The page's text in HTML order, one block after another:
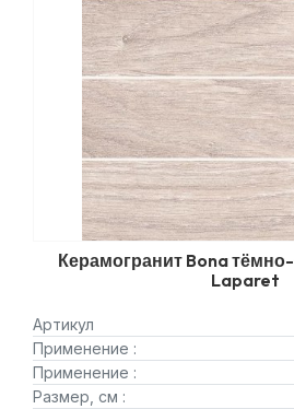
Керамогранит Bona
Laparet
Артикул
Применение :
Применение :
Размер, см :